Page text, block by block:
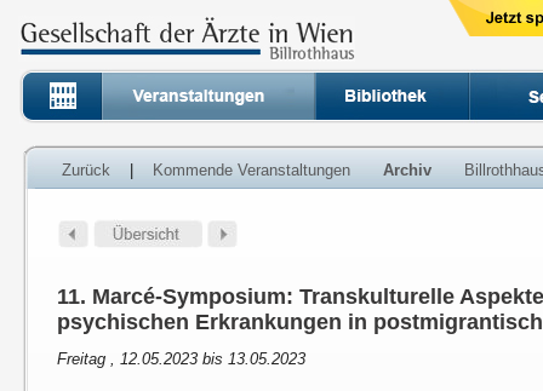
Zurück Kommende Veranstaltungen Archiv
11. Marcé-Symposium: Transkulturelle
psychischen Erkrankungen in
Freitag , 12.05.2023 bis 13.05.2023